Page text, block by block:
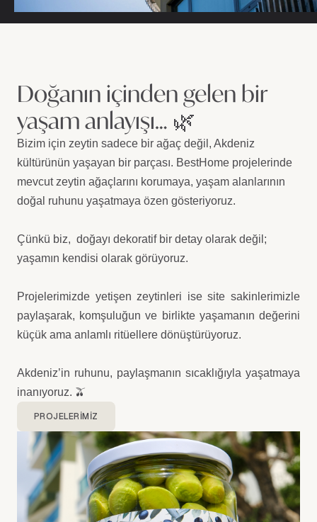
Doğanın içinden gelen bir
yaşam anlayışı… 🌿
Bizim için zeytin sadece bir ağaç değil, Akdeniz
kültürünün yaşayan bir parçası. BestHome projelerinde
mevcut zeytin ağaçlarını korumaya, yaşam alanlarının
doğal ruhunu yaşatmaya özen gösteriyoruz.
Çünkü biz, doğayı dekoratif bir detay olarak değil;
yaşamın kendisi olarak görüyoruz.
Projelerimizde yetişen zeytinleri ise site sakinlerimizle
paylaşarak, komşuluğun ve birlikte yaşamanın değerini
küçük ama anlamlı ritüellere dönüştürüyoruz.
Akdeniz’in ruhunu, paylaşmanın sıcaklığıyla yaşatmaya
inanıyoruz. 🫒
PROJELERIMIZ